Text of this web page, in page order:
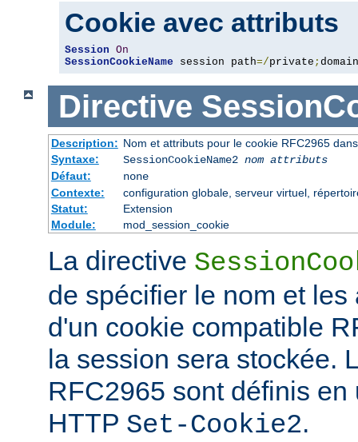
Cookie avec attributs
Session On
SessionCookieName session path=/private ; domain
Directive
Description: Nom et attributs pour le cookie RFC2965
Syntaxe:
SessionCookieName2 nom attributs
Défaut:
none
Contexte:
configuration globale, serveur virtuel,
Statut:
Extension
Module:
mod_session_cookie
La directive
de spécifier le nom et
d'un cookie compatible
la session sera stockée.
RFC2965 sont définis en
HTTP Set-Cookie2.